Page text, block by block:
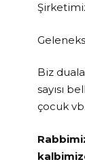
Biz
sayısı
çocuk vb.